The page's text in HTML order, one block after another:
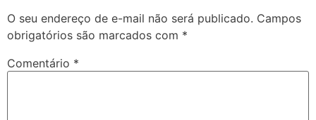
O seu endereço de e-mail não será publicado. Campos
obrigatórios são marcados com *
Comentário *